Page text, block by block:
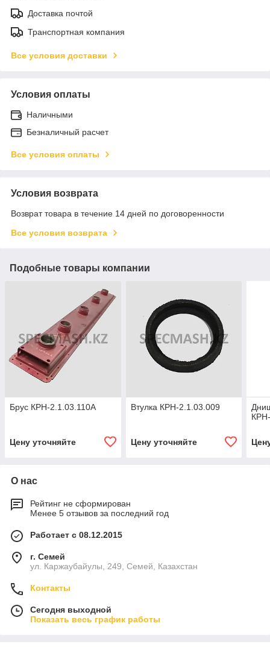
Доставка почтой
Транспортная компания
Все условия доставки
Условия оплаты
Наличными
Безналичный расчет
Все условия оплаты
Условия возврата
Возврат товара в течение 14 дней по договоренности
Все условия возврата
Подобные товары компании
Брус КРН-2.1.03.110А
Цену уточняйте
Втулка КРН-2.1.03.009
Цену уточняйте
О нас
Рейтинг не сформирован
Менее 5 отзывов за последний год
Работает с 08.12.2015
г. Семей
ул. Каржаубайулы, 249, Семей, Казахстан
Контакты
Сегодня выходной
Показать весь график работы